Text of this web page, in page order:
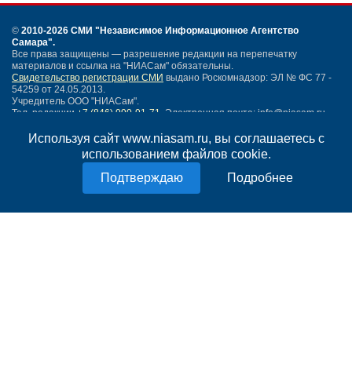
Используя сайт www.niasam.ru, вы соглашаетесь с
использованием файлов cookie.
Подробнее
© 2010-2026 СМИ "Независимое Информационное Агентство
Самара".
Все права защищены — разрешение редакции на перепечатку
материалов и ссылка на "НИАСам" обязательны.
Свидетельство регистрации СМИ выдано Роскомнадзор: ЭЛ № ФС 77 -
54259 от 24.05.2013.
Учредитель ООО "НИАСам".
Тел. редакции +7 (846) 990-91-71. Электронная почта: info@niasam.ru
Написать письмо
Политика конфиденциальности
18+